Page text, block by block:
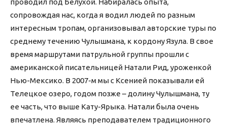
проводил под Белухой. Набиралась опыта,
сопровождая нас, когда я водил людей по разным
интересным тропам, организовывал авторские туры по
среднему течению Чулышмана, к кордону Язула. В свое
время маршрутами патрульной группы прошли с
американской писательницей Натали Рид, уроженкой
Нью-Мексико. В 2007-м мы с Ксенией показывали ей
Телецкое озеро, годом позже – долину Чулышмана, ту
ее часть, что выше Кату-Ярыка. Натали была очень
впечатлена. Являясь преподавателем традиционного